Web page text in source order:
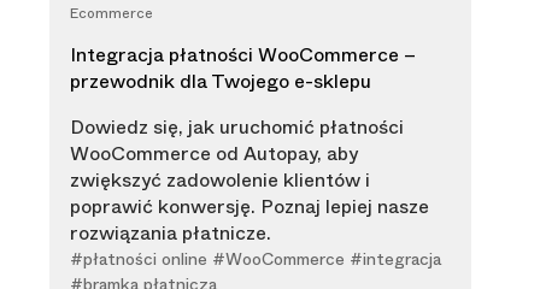
Ecommerce
Integracja płatności WooCommerce –
przewodnik dla Twojego e-sklepu
Dowiedz się, jak uruchomić płatności
WooCommerce od Autopay, aby
zwiększyć zadowolenie klientów i
poprawić konwersję. Poznaj lepiej nasze
rozwiązania płatnicze.
#płatności online #WooCommerce #integracja
#bramka płatnicza